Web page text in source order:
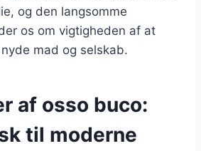
og den langsomme
os om vigtigheden af at
mad og selskab.
af osso buco:
til moderne